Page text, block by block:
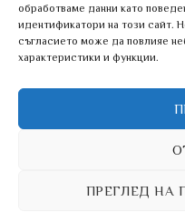
обработваме данни като
идентификатори на този сайт.
съгласието може да повлияе
характеристики и функции.
ПРЕГЛЕД НА